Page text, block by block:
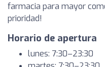
farmacia para mayor
prioridad!
Horario de apertura
lunes: 7:30–23:30